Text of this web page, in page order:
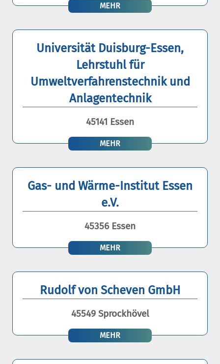
MEHR
Universität Duisburg-Essen,
Lehrstuhl für
Umweltverfahrenstechnik und
Anlagentechnik
45141 Essen
MEHR
Gas- und Wärme-Institut Essen
e.V.
45356 Essen
MEHR
Rudolf von Scheven GmbH
45549 Sprockhövel
MEHR